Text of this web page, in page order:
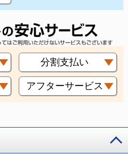
分割支払い
アフターサービス